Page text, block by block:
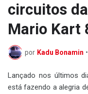
circuitos
Mario Kart
por Kadu Bonamin •
Lançado nos últimos
está fazendo a alegria